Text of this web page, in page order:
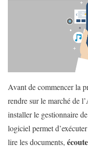
Avant de commencer la
rendre sur le marché de l’
installer le gestionnaire
logiciel permet
lire les documents,